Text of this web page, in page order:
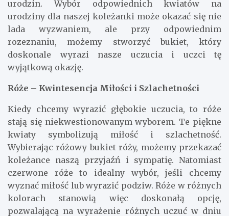
urodzin. Wybór odpowiednich kwiatów na
urodziny dla naszej koleżanki może okazać się nie
lada wyzwaniem, ale przy odpowiednim
rozeznaniu, możemy stworzyć bukiet, który
doskonale wyrazi nasze uczucia i uczci tę
wyjątkową okazję.
Róże – Kwintesencja Miłości i Szlachetności
Kiedy chcemy wyrazić głębokie uczucia, to róże
stają się niekwestionowanym wyborem. Te piękne
kwiaty symbolizują miłość i szlachetność.
Wybierając różowy bukiet róży, możemy przekazać
koleżance naszą przyjaźń i sympatię. Natomiast
czerwone róże to idealny wybór, jeśli chcemy
wyznać miłość lub wyrazić podziw. Róże w różnych
kolorach stanowią więc doskonałą opcję,
pozwalającą na wyrażenie różnych uczuć w dniu